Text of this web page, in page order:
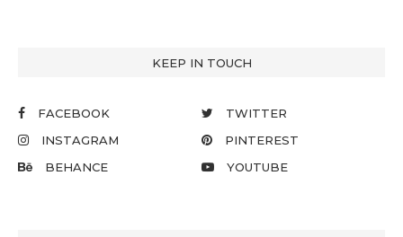
KEEP IN TOUCH
FACEBOOK
TWITTER
INSTAGRAM
PINTEREST
BEHANCE
YOUTUBE